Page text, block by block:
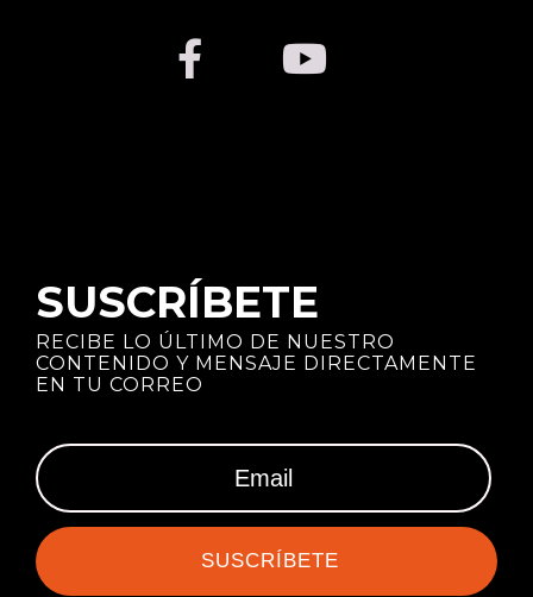
SUSCRÍBETE
RECIBE LO ÚLTIMO DE NUESTRO
CONTENIDO Y MENSAJE DIRECTAMENTE
EN TU CORREO
SUSCRÍBETE